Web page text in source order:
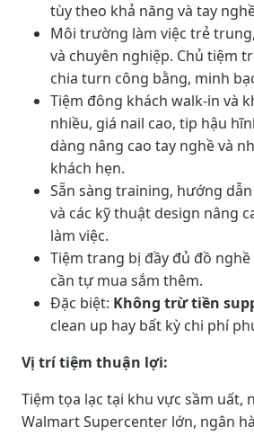
tùy theo khả năng và tay
Môi trường làm việc trẻ
và chuyên nghiệp. Chủ tiệm
chia turn công bằng, minh
Tiệm đông khách walk-in và
nhiều, giá nail cao, tip hậu
dàng nâng cao tay nghề và
khách hẹn.
Sẵn sàng training, hướng
và các kỹ thuật design nâng
làm việc.
Tiệm trang bị đầy đủ đồ
cần tự mua sắm thêm.
Đặc biệt: Không trừ tiền
clean up hay bất kỳ chi phí
Vị trí tiệm thuận lợi:
Tiệm tọa lạc tại khu vực sầm uất,
Walmart Supercenter lớn, ngân